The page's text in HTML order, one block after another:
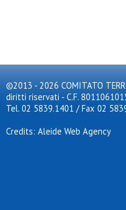
©2013 - 2026 COMITATO
diritti riservati - C.F.
Tel. 02 5839.1401 / Fax 02
Credits: Aleide Web Agency